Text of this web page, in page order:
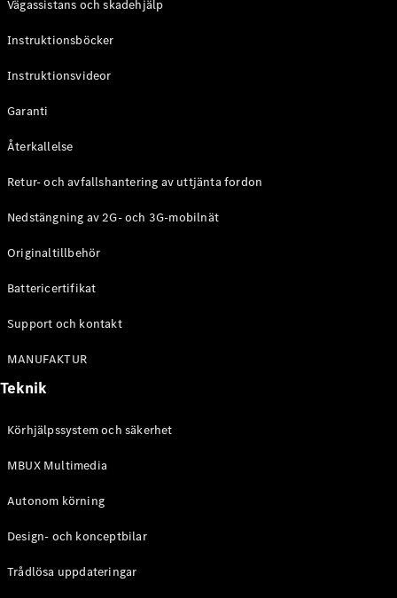
Mercedes-
AMG GT
Coupé
Benz Online
Store
Cabriolet / Roadster
CLE
Mercedes-
Roadster
Maybach SL
Monogram
Series
Vägassistans och skadehjälp
Instruktionsböcker
Instruktionsvideor
Garanti
Återkallelse
Retur- och avfallshantering av uttjänta fordon
Nedstängning av 2G- och 3G-mobilnät
Originaltillbehör
Battericertifikat
Support och kontakt
MANUFAKTUR
Teknik
Körhjälpssystem och säkerhet
MBUX Multimedia
Autonom körning
Design- och konceptbilar
Trådlösa uppdateringar